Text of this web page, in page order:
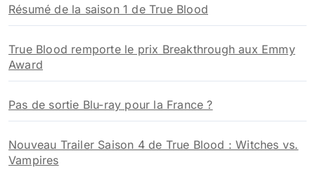
Résumé de la saison 1 de True Blood
True Blood remporte le prix Breakthrough aux Emmy
Award
Pas de sortie Blu-ray pour la France ?
Nouveau Trailer Saison 4 de True Blood : Witches vs.
Vampires